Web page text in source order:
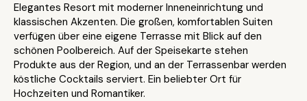
Elegantes Resort mit moderner Inneneinrichtung und
klassischen Akzenten. Die großen, komfortablen Suiten
verfügen über eine eigene Terrasse mit Blick auf den
schönen Poolbereich. Auf der Speisekarte stehen
Produkte aus der Region, und an der Terrassenbar werden
köstliche Cocktails serviert. Ein beliebter Ort für
Hochzeiten und Romantiker.